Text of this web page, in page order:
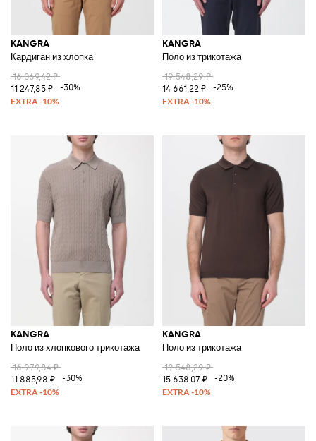
KANGRA
Кардиган из хлопка
16 069,42 ₽
11 247,85 ₽
-30%
KANGRA
Поло из трикотажа
19 548,29 ₽
14 661,22 ₽
-25%
KANGRA
Поло из хлопкового трикотажа
16 979,84 ₽
11 885,98 ₽
-30%
KANGRA
Поло из трикотажа
19 548,29 ₽
15 638,07 ₽
-20%